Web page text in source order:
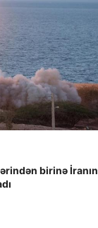
birinə İranın